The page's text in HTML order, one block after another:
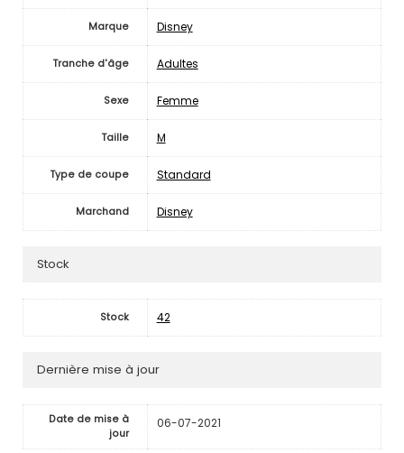
Marque Disney
Tranche d'âge Adultes
Sexe Femme
Taille M
Type de coupe Standard
Marchand Disney
Stock
Stock 42
Dernière mise à jour
Date de mise à
jour
06-07-2021